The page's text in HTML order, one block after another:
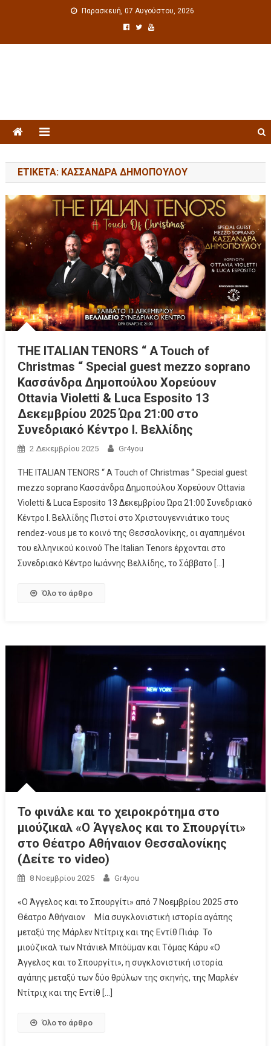
Παρασκευή, 07 Αυγούστου, 2026
ΕΤΙΚΈΤΑ: ΚΑΣΣΆΝΔΡΑ ΔΗΜΟΠΟΎΛΟΥ
THE ITALIAN TENORS “ A Touch of
Christmas “ Special guest mezzo soprano
Κασσάνδρα Δημοπούλου Χορεύουν
Ottavia Violetti & Luca Esposito 13
Δεκεμβρίου 2025 Ώρα 21:00 στο
Συνεδριακό Κέντρο Ι. Βελλίδης
2 Δεκεμβρίου 2025 Gr4you
THE ITALIAN TENORS “ A Touch of Christmas “ Special guest
mezzo soprano Κασσάνδρα Δημoπούλου Χορεύουν Ottavia
Violetti & Luca Esposito 13 Δεκεμβρίου Ώρα 21:00 Συνεδριακό
Κέντρο Ι. Βελλίδης Πιστοί στο Xριστουγεννιάτικο τους
rendez-vous με το κοινό της Θεσσαλονίκης, οι αγαπημένοι
του ελληνικού κοινού The Italian Tenors έρχονται στο
Συνεδριακό Κέντρο Ιωάννης Βελλίδης, το Σάββατο […]
Όλο το άρθρο
Το φινάλε και το χειροκρότημα στο
μιούζικαλ «Ο Άγγελος και το Σπουργίτι»
στο Θέατρο Αθήναιον Θεσσαλονίκης
(Δείτε το video)
8 Νοεμβρίου 2025 Gr4you
«Ο Άγγελος και το Σπουργίτι» από 7 Νοεμβρίου 2025 στο
Θέατρο Αθήναιον Μία συγκλονιστική ιστορία αγάπης
μεταξύ της Μάρλεν Ντίτριχ και της Εντίθ Πιάφ. Το
μιούζικαλ των Ντάνιελ Μπόϋμαν και Τόμας Κάρυ «Ο
Άγγελος και το Σπουργίτι», η συγκλονιστική ιστορία
αγάπης μεταξύ των δύο θρύλων της σκηνής, της Μαρλέν
Ντίτριχ και της Εντίθ […]
Όλο το άρθρο